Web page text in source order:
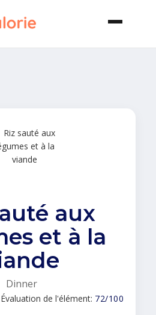
aux
et à la
Dinner
Évaluation de l'élément: 72/100